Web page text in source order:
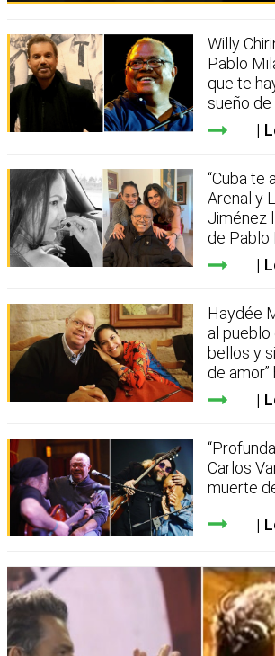
Willy
Pablo
que te
sueño de
“Cuba te
Arenal y
Jiménez
de Pablo
Haydée
al pueblo
bellos y
de
Carlos
muerte